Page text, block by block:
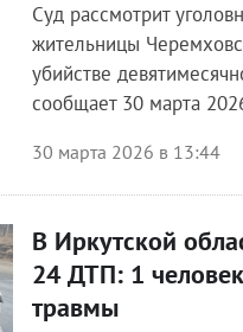
Суд рассмотрит
жительницы
убийстве
сообщает 30 марта
30 марта 2026 в 13:44
В Иркутской
24 ДТП: 1
травмы